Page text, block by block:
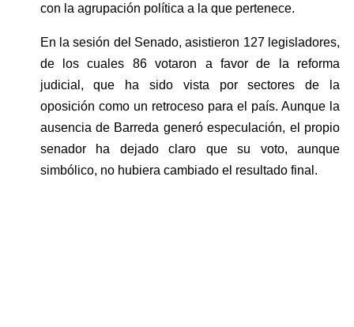
con la agrupación política a la que pertenece.
En la sesión del Senado, asistieron 127 legisladores,
de los cuales 86 votaron a favor de la reforma
judicial, que ha sido vista por sectores de la
oposición como un retroceso para el país. Aunque la
ausencia de Barreda generó especulación, el propio
senador ha dejado claro que su voto, aunque
simbólico, no hubiera cambiado el resultado final.